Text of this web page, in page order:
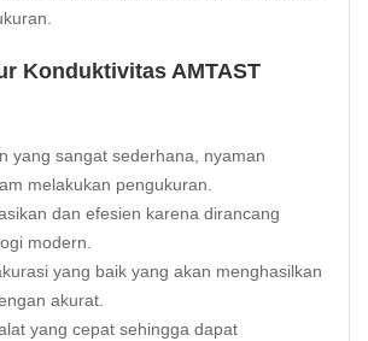
Konduktivitas AMTAST
yang sangat sederhana, nyaman
melakukan pengukuran.
dan efesien karena dirancang
modern.
yang baik yang akan menghasilkan
akurat.
yang cepat sehingga dapat